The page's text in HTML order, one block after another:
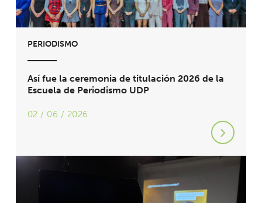
PERIODISMO
Así fue la ceremonia de titulación 2026 de la
Escuela de Periodismo UDP
02 / 06 / 2026